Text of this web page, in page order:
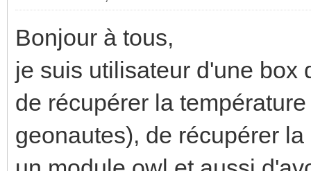
Bonjour à tous,
je suis utilisateur d'une box
de récupérer la
geonautes), de récupérer